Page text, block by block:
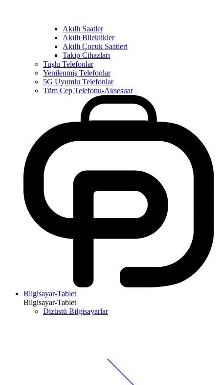
Akıllı Saatler
Akıllı Bileklikler
Akıllı Çocuk Saatleri
Takip Cihazları
Tuşlu Telefonlar
Yenilenmiş Telefonlar
5G Uyumlu Telefonlar
Tüm Cep Telefonu-Aksesuar
Bilgisayar-Tablet
Bilgisayar-Tablet
Dizüstü Bilgisayarlar